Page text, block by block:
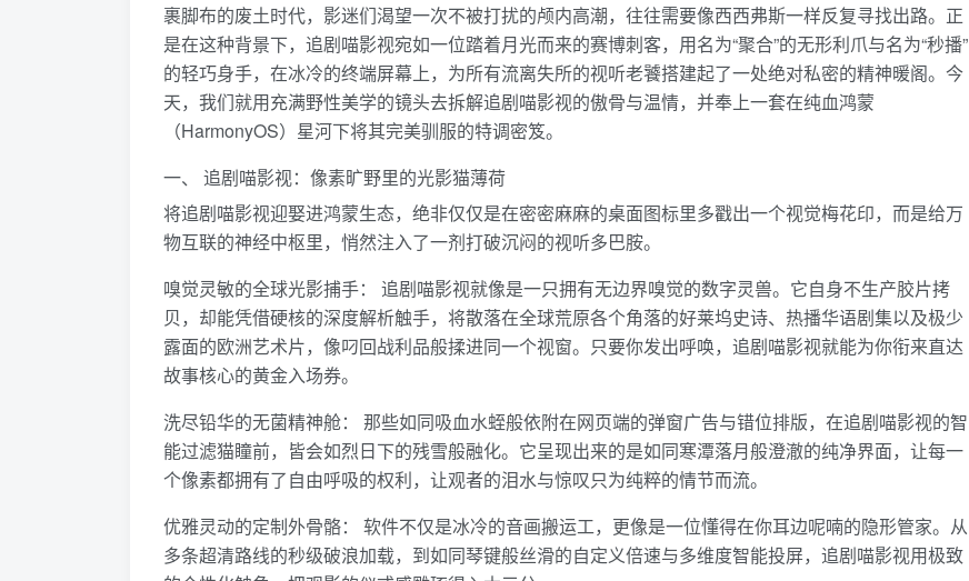
裹脚布的废土时代，影迷们渴望一次不被打扰的颅内高潮，往往需要像西西弗斯一样反复寻找出路。正
是在这种背景下，追剧喵影视宛如一位踏着月光而来的赛博刺客，用名为“聚合”的无形利爪与名为“秒播”
的轻巧身手，在冰冷的终端屏幕上，为所有流离失所的视听老饕搭建起了一处绝对私密的精神暖阁。今
天，我们就用充满野性美学的镜头去拆解追剧喵影视的傲骨与温情，并奉上一套在纯血鸿蒙
（HarmonyOS）星河下将其完美驯服的特调密笈。
一、 追剧喵影视：像素旷野里的光影猫薄荷
将追剧喵影视迎娶进鸿蒙生态，绝非仅仅是在密密麻麻的桌面图标里多戳出一个视觉梅花印，而是给万
物互联的神经中枢里，悄然注入了一剂打破沉闷的视听多巴胺。
嗅觉灵敏的全球光影捕手： 追剧喵影视就像是一只拥有无边界嗅觉的数字灵兽。它自身不生产胶片拷
贝，却能凭借硬核的深度解析触手，将散落在全球荒原各个角落的好莱坞史诗、热播华语剧集以及极少
露面的欧洲艺术片，像叼回战利品般揉进同一个视窗。只要你发出呼唤，追剧喵影视就能为你衔来直达
故事核心的黄金入场券。
洗尽铅华的无菌精神舱： 那些如同吸血水蛭般依附在网页端的弹窗广告与错位排版，在追剧喵影视的智
能过滤猫瞳前，皆会如烈日下的残雪般融化。它呈现出来的是如同寒潭落月般澄澈的纯净界面，让每一
个像素都拥有了自由呼吸的权利，让观者的泪水与惊叹只为纯粹的情节而流。
优雅灵动的定制外骨骼： 软件不仅是冰冷的音画搬运工，更像是一位懂得在你耳边呢喃的隐形管家。从
多条超清路线的秒级破浪加载，到如同琴键般丝滑的自定义倍速与多维度智能投屏，追剧喵影视用极致